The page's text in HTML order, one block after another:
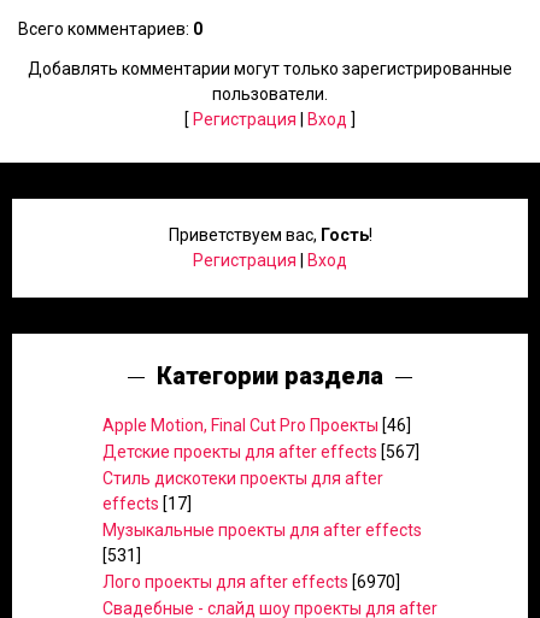
Всего комментариев: 0
Добавлять комментарии могут только зарегистрированные
пользователи.
[ Регистрация Вход ]
Приветствуем вас, Гость!
Регистрация
Вход
Категории раздела
Apple Motion, Final Cut Pro Проекты [46]
Детские проекты для after effects [567]
Стиль дискотеки проекты для after
effects [17]
Музыкальные проекты для after effects
[531]
Лого проекты для after effects [6970]
Свадебные - слайд шоу проекты для after